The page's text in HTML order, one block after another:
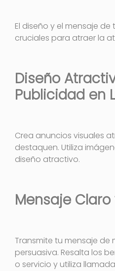
El diseño y el mensaje
cruciales para atraer la
Diseño
Publicidad en
Crea anuncios visuales
destaquen. Utiliza
diseño atractivo.
Mensaje
Transmite tu mensaje de
persuasiva. Resalta los
o servicio y utiliza